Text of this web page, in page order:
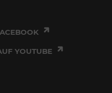
YOUTUBE